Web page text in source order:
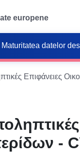
europene
Maturitatea datelor
-